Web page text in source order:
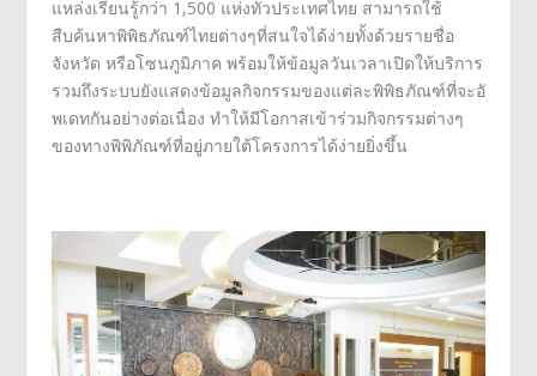
แหล่งเรียนรู้กว่า 1,500 แห่งทั่วประเทศไทย สามารถใช้
สืบค้นหาพิพิธภัณฑ์ไทยต่างๆที่สนใจได้ง่ายทั้งด้วยรายชื่อ
จังหวัด หรือโซนภูมิภาค พร้อมให้ข้อมูลวันเวลาเปิดให้บริการ
รวมถึงระบบยังแสดงข้อมูลกิจกรรมของแต่ละพิพิธภัณฑ์ที่จะอั
พเดทกันอย่างต่อเนื่อง ทำให้มีโอกาสเข้าร่วมกิจกรรมต่างๆ
ของทางพิพิภัณฑ์ที่อยู่ภายใต้โครงการได้ง่ายยิ่งขึ้น